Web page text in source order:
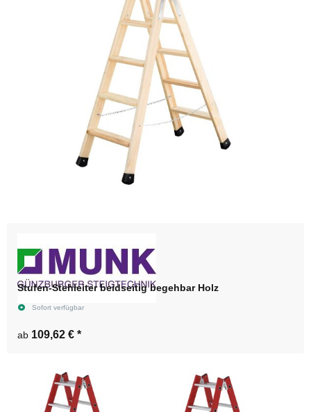
Stufen-Stehleiter beidseitig begehbar Holz
Sofort verfügbar
ab 109,62 € *